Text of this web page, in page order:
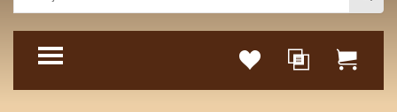
TOGGLE MENU